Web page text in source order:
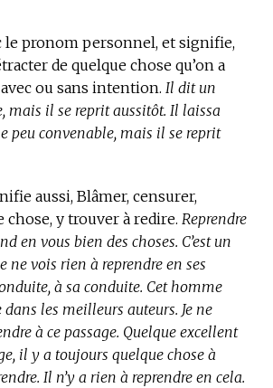
le pronom personnel, et signifie,
de quelque chose qu’on a
ou sans intention. Il dit un
mais il se reprit aussitôt. Il laissa
peu convenable, mais il se reprit
aussi, Blâmer, censurer,
y trouver à redire. Reprendre
en vous bien des choses. C’est un
ne vois rien à reprendre en ses
à sa conduite. Cet homme
dans les meilleurs auteurs. Je ne
à ce passage. Quelque excellent
il y a toujours quelque chose à
Il n’y a rien à reprendre en cela.